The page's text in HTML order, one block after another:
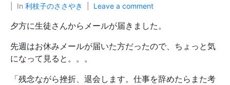
In 利枝子のささやき Leave a comment
夕方に生徒さんからメールが届きました。
先週はお休みメールが届いた方だったので、ちょっと気
になって見ると。。。
「残念ながら挫折、退会します。仕事を辞めたらまた考